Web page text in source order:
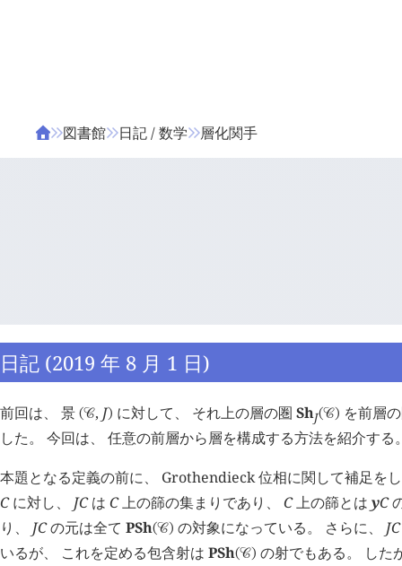
図書館 日記 / 数学 層化関手
日記 (2019 年 8 月 1 日)
前回は、 景 (󰒚, J) に対して、 それ上の層の圏ShJ(󰒚) を前層
した。 今回は、 任意の前層から層を構成する方法を紹介する
本題となる定義の前に、 Grothendieck 位相に関して補足を
Cに対し、 JCは C上の篩の集まりであり、 C上の篩とは yC
り、 JCの元は全て PSh(󰒚) の対象になっている。 さらに、 JC
いるが、 これを定める包含射は PSh(󰒚) の射でもある。 した